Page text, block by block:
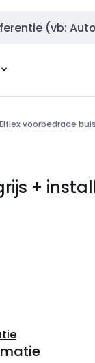
Elflex voorbedrade
+